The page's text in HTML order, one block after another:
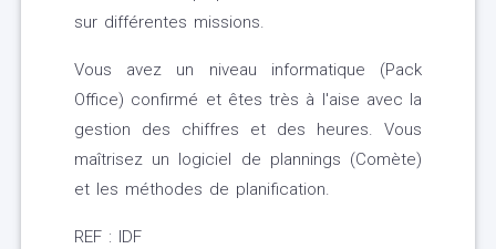
sur différentes missions.
Vous avez un niveau informatique (Pack
Office) confirmé et êtes très à l'aise avec la
gestion des chiffres et des heures. Vous
maîtrisez un logiciel de plannings (Comète)
et les méthodes de planification.
REF : IDF